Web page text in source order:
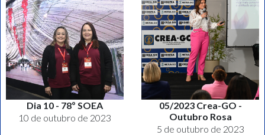
Dia 10 - 78º SOEA
10 de outubro de 2023
05/2023 Crea-GO -
Outubro Rosa
5 de outubro de 2023